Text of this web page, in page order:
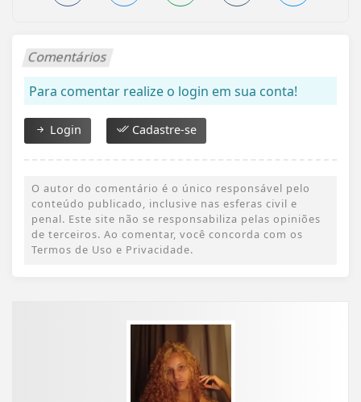
Comentários
Para comentar realize o login em sua conta!
Login Cadastre-se
O autor do comentário é o único responsável pelo
conteúdo publicado, inclusive nas esferas civil e
penal. Este site não se responsabiliza pelas opiniões
de terceiros. Ao comentar, você concorda com os
Termos de Uso e Privacidade.